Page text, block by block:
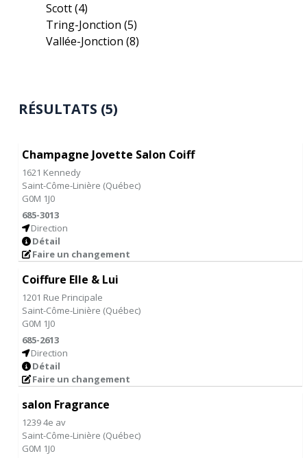
Scott(4)
Tring-Jonction(5)
Vallée-Jonction(8)
RÉSULTATS (5)
Champagne Jovette Salon Coiff
1621 Kennedy
Saint-Côme-Linière (Québec)
G0M 1J0
685-3013
Direction
Détail
Faire un changement
Coiffure Elle & Lui
1201 Rue Principale
Saint-Côme-Linière (Québec)
G0M 1J0
685-2613
Direction
Détail
Faire un changement
salon Fragrance
1239 4e av
Saint-Côme-Linière (Québec)
G0M 1J0